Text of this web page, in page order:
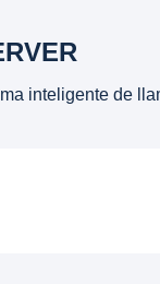
inteligente de